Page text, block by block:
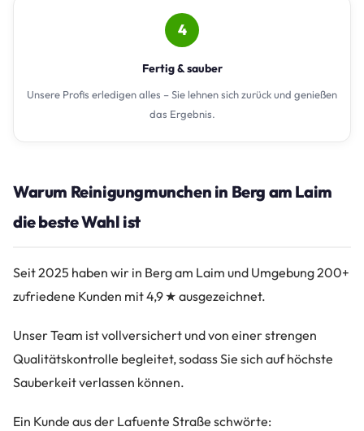
4
Fertig & sauber
Unsere Profis erledigen alles – Sie lehnen sich zurück und genießen
das Ergebnis.
Warum Reinigungmunchen in Berg am Laim
die beste Wahl ist
Seit 2025 haben wir in Berg am Laim und Umgebung 200+
zufriedene Kunden mit 4,9 ★ ausgezeichnet.
Unser Team ist vollversichert und von einer strengen
Qualitätskontrolle begleitet, sodass Sie sich auf höchste
Sauberkeit verlassen können.
Ein Kunde aus der Lafuente Straße schwörte: